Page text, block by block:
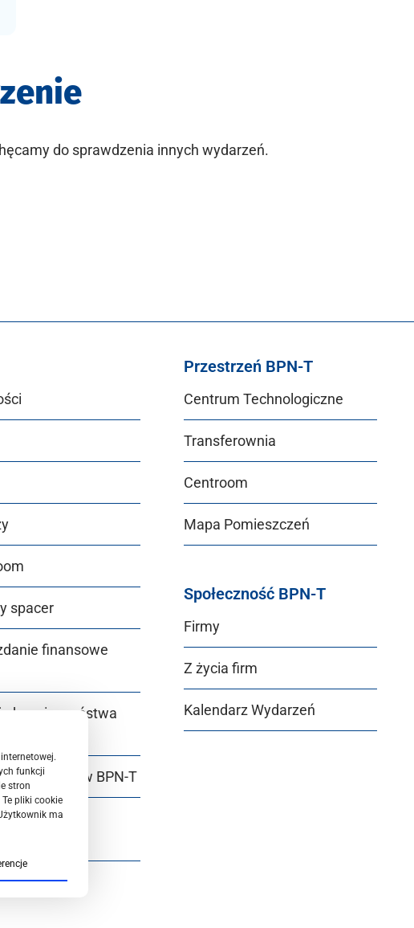
do sprawdzenia innych wydarzeń.
spacer
finansowe
bezpieczeństwa
Plan w BPN‑T
ochrony
Przestrzeń BPN-T
Centrum Technologiczne
Transferownia
Centroom
Mapa Pomieszczeń
Społeczność BPN-T
Firmy
Z życia firm
Kalendarz Wydarzeń
funkcji
stron
pliki cookie
ma